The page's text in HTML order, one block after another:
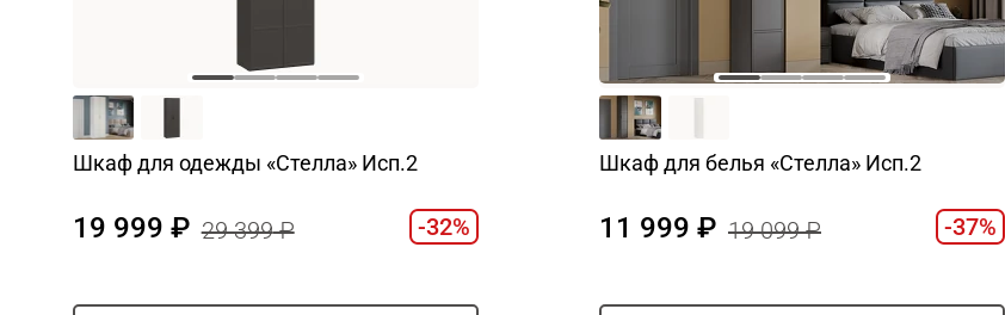
Шкаф для одежды «Стелла» Исп.2
19 999 29 399 -32%
Шкаф для белья «Стелла» Исп.2
11 999 19 099 -37%